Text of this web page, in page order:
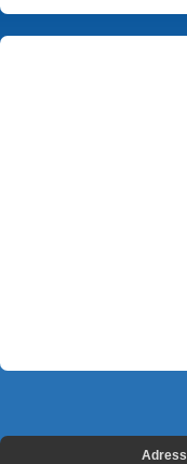
Adress